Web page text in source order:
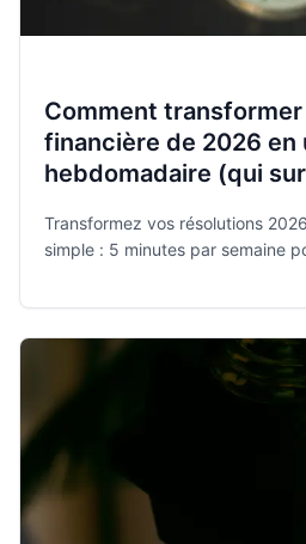
Comment
financière de 2026 en
hebdomadaire (qui
Transformez vos résolutions
simple : 5 minutes par semaine